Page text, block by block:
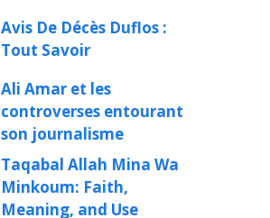
Avis De Décès Duflos :
Tout Savoir
Ali Amar et les
controverses entourant
son journalisme
Taqabal Allah Mina Wa
Minkoum: Faith,
Meaning, and Use